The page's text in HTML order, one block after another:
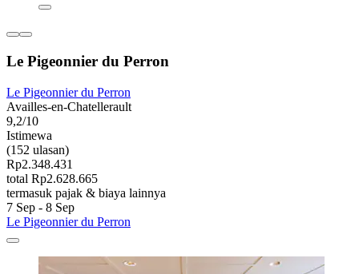
Le Pigeonnier du Perron
Le Pigeonnier du Perron
Availles-en-Chatellerault
9,2/10
Istimewa
(152 ulasan)
Rp2.348.431
total Rp2.628.665
termasuk pajak & biaya lainnya
7 Sep - 8 Sep
Le Pigeonnier du Perron